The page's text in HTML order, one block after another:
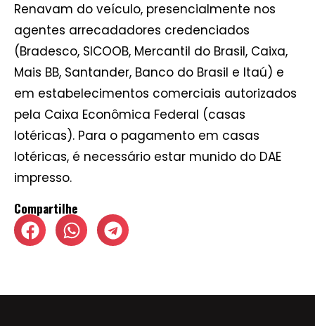
Renavam do veículo, presencialmente nos
agentes arrecadadores credenciados
(Bradesco, SICOOB, Mercantil do Brasil, Caixa,
Mais BB, Santander, Banco do Brasil e Itaú) e
em estabelecimentos comerciais autorizados
pela Caixa Econômica Federal (casas
lotéricas). Para o pagamento em casas
lotéricas, é necessário estar munido do DAE
impresso.
Compartilhe